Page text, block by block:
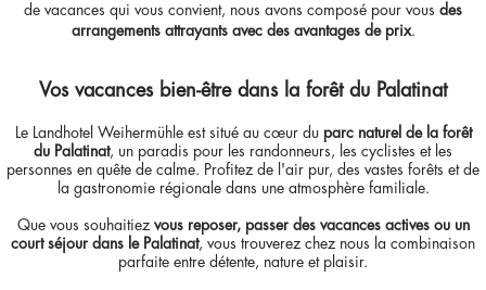
de vacances qui vous convient, nous avons composé pour vous des
arrangements attrayants avec des avantages de prix.
Vos vacances bien-être dans la forêt du Palatinat
Le Landhotel Weihermühle est situé au cœur du parc naturel de la forêt
du Palatinat, un paradis pour les randonneurs, les cyclistes et les
personnes en quête de calme. Profitez de l'air pur, des vastes forêts et de
la gastronomie régionale dans une atmosphère familiale.
Que vous souhaitiez vous reposer, passer des vacances actives ou un
court séjour dans le Palatinat, vous trouverez chez nous la combinaison
parfaite entre détente, nature et plaisir.